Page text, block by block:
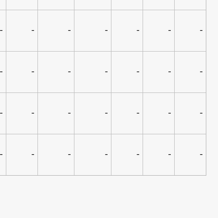
-
-
-
-
-
-
-
-
-
-
-
-
-
-
-
-
-
-
-
-
-
-
-
-